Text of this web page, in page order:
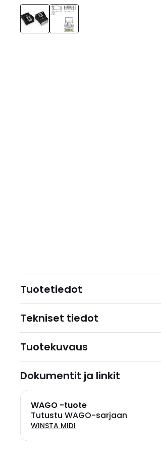
Tuotetiedot
Tekniset tiedot
Tuotekuvaus
Dokumentit ja linkit
WAGO -tuote
Tutustu WAGO-sarjaan
WINSTA MIDI